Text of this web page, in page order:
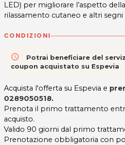
LED) per migliorare l’aspetto
rilassamento cutaneo e altri segni
CONDIZIONI
access_time
Potrai beneficiare del
coupon acquistato su Espevia
Acquista l'offerta su Espevia e
0289050518.
Prenota il primo trattamento
acquisto.
Valido 90 giorni dal primo
Prenotazione obbligatoria con